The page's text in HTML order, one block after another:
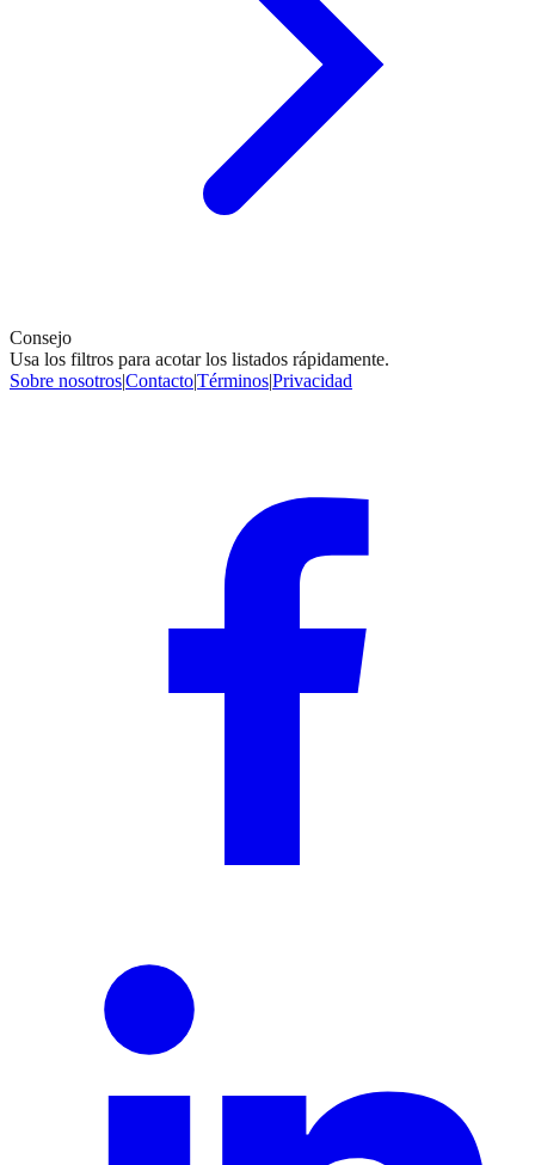
Consejo
Usa los filtros para acotar los listados rápidamente.
Sobre nosotros|Contacto|Términos|Privacidad